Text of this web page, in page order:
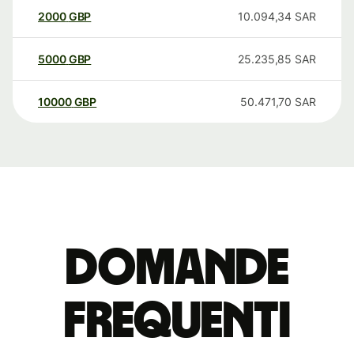
2000GBP 10.094,34 SAR
5000GBP 25.235,85 SAR
10000 GBP 50.471,70 SAR
Domande
Frequenti